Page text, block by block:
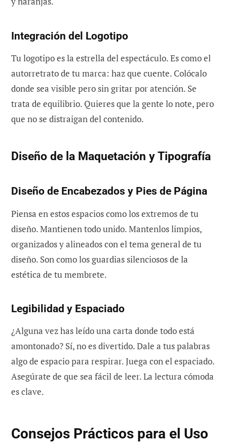
Integración del Logotipo
Tu logotipo es la estrella del espectáculo. Es como el
autorretrato de tu marca: haz que cuente. Colócalo
donde sea visible pero sin gritar por atención. Se
trata de equilibrio. Quieres que la gente lo note, pero
que no se distraigan del contenido.
Diseño de la Maquetación y Tipografía
Diseño de Encabezados y Pies de Página
Piensa en estos espacios como los extremos de tu
diseño. Mantienen todo unido. Mantenlos limpios,
organizados y alineados con el tema general de tu
diseño. Son como los guardias silenciosos de la
estética de tu membrete.
Legibilidad y Espaciado
¿Alguna vez has leído una carta donde todo está
amontonado? Sí, no es divertido. Dale a tus palabras
algo de espacio para respirar. Juega con el espaciado.
Asegúrate de que sea fácil de leer. La lectura cómoda
es clave.
Consejos Prácticos para el Uso